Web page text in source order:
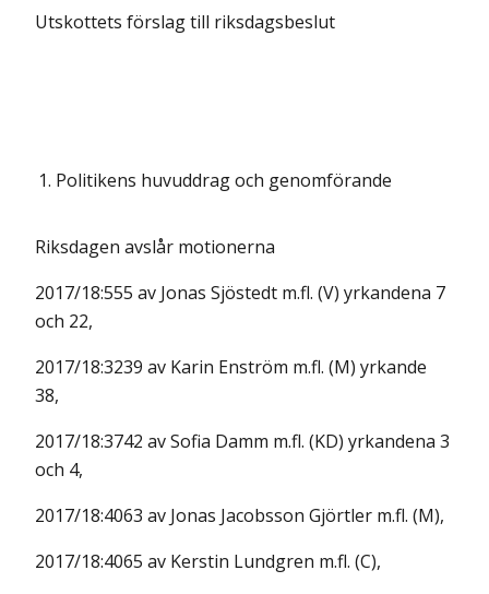
Utskottets förslag till riksdagsbeslut
1. Politikens huvuddrag och genomförande
Riksdagen avslår motionerna
2017/18:555 av Jonas Sjöstedt m.fl. (V) yrkandena 7
och 22,
2017/18:3239 av Karin Enström m.fl. (M) yrkande
38,
2017/18:3742 av Sofia Damm m.fl. (KD) yrkandena 3
och 4,
2017/18:4063 av Jonas Jacobsson Gjörtler m.fl. (M),
2017/18:4065 av Kerstin Lundgren m.fl. (C),